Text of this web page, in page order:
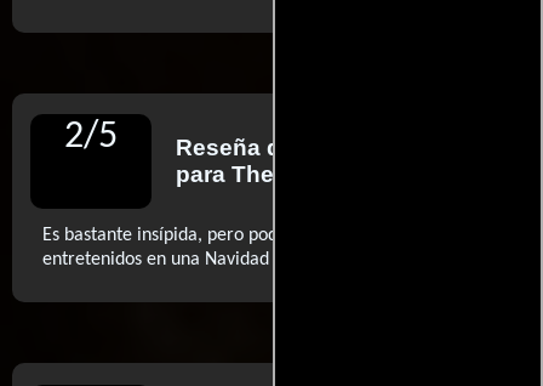
2/5 Reseña de
para The Guardian
Es bastante insípida, pero podría mantener a los niños
entretenidos en una Navidad confinada (...)